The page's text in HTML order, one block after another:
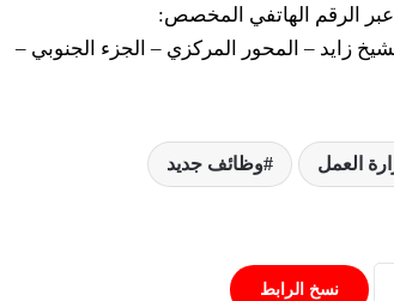
عبر الرقم الهاتفي المخصص:
الشيخ زايد – المحور المركزي – الجزء الجنوبي –
العمل وظائف جديد
نسخ الرابط
الأرصاد الجوية تكشف درجات الحرارة
الأرصاد تحذر من الرطوبة والشبورة اليوم